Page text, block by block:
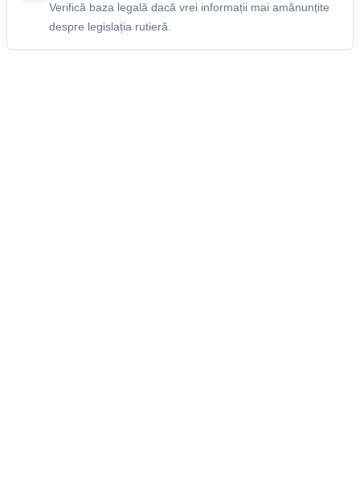
Verifică baza legală dacă vrei informații mai amănunțite
despre legislația rutieră.